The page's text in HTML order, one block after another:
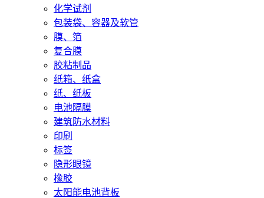
化学试剂
包装袋、容器及软管
膜、箔
复合膜
胶粘制品
纸箱、纸盒
纸、纸板
电池隔膜
建筑防水材料
印刷
标签
隐形眼镜
橡胶
太阳能电池背板